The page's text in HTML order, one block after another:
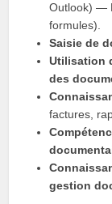
Outlook) —
formules).
Saisie de
Utilisation
des
factures,
gestion